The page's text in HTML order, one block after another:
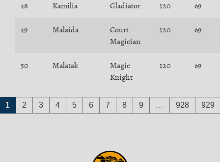
48 Kamilia Gladiator 120 69
49 Malaida
Court
Magician
120 69
50 Malatak
Magic
Knight
120 69
1 2 3 4 5 6 7 8 9 … 928 929